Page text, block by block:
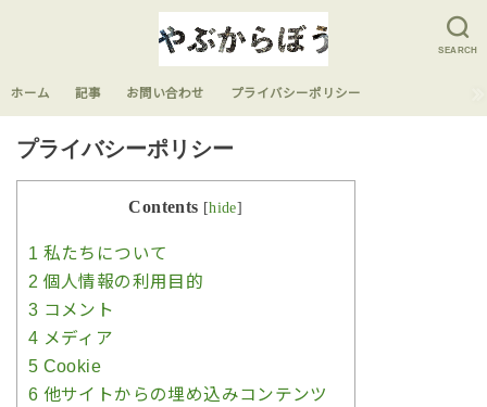
SEARCH
ホーム 記事 お問い合わせ プライバシーポリシー
プライバシーポリシー
Contents [hide]
1 私たちについて
2 個人情報の利用目的
3 コメント
4 メディア
5 Cookie
6 他サイトからの埋め込みコンテンツ